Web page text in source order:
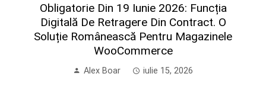
Obligatorie Din 19 Iunie 2026: Funcția
Digitală De Retragere Din Contract. O
Soluție Românească Pentru Magazinele
WooCommerce
Alex Boar iulie 15, 2026